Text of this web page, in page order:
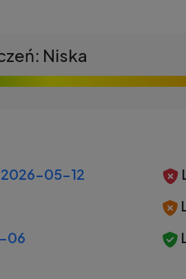
Niska
2026-05-12
06